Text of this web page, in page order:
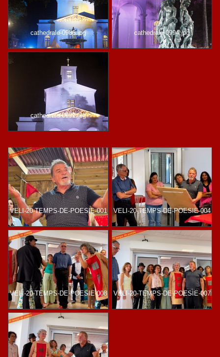
cathedrale-0986.jpg cathedrale-0994.jpg
cathedrale-0991.jpg
VELI-20-TEMPS-DE-POESIE-001 VELI-20-TEMPS-DE-POESIE-004
VELI-20-TEMPS-DE-POESIE-008 VELI-20-TEMPS-DE-POESIE-007